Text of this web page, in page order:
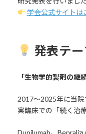
学会公式サイトは
発表テ
「生物学的製剤の継
2017〜2025年に当院
実臨床での「続く治
Dupilumab、